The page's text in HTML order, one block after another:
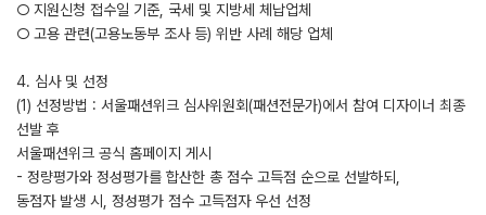
○ 지원신청 접수일 기준, 국세 및 지방세 체납업체
○ 고용 관련(고용노동부 조사 등) 위반 사례 해당 업체
4. 심사 및 선정
(1) 선정방법 : 서울패션위크 심사위원회(패션전문가)에서 참여 디자이너 최종
선발 후
서울패션위크 공식 홈페이지 게시
- 정량평가와 정성평가를 합산한 총 점수 고득점 순으로 선발하되,
동점자 발생 시, 정성평가 점수 고득점자 우선 선정